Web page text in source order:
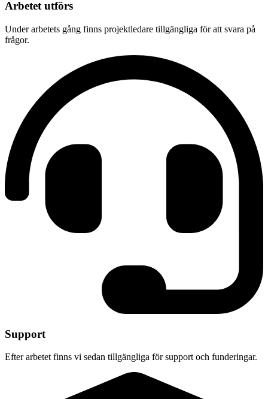
Arbetet utförs
Under arbetets gång finns projektledare tillgängliga för att svara på
frågor.
Support
Efter arbetet finns vi sedan tillgängliga för support och funderingar.